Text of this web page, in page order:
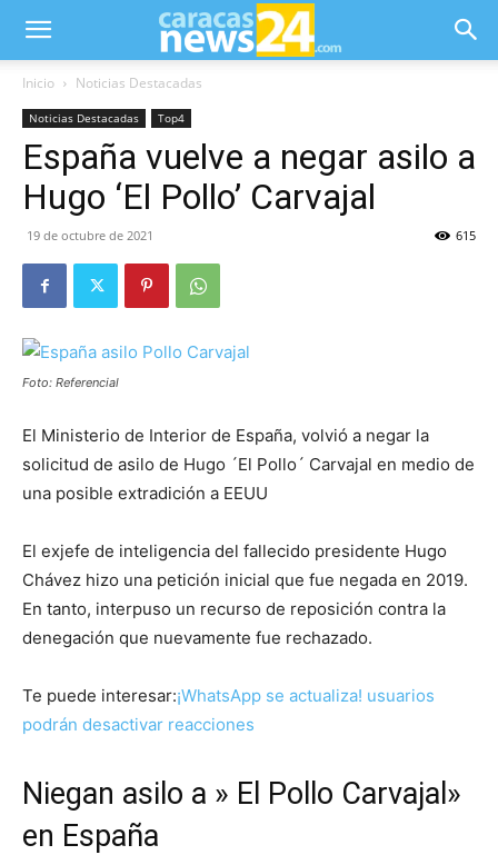
Inicio Noticias Destacadas
Noticias Destacadas Top4
España vuelve a negar asilo a
Hugo ‘El Pollo’ Carvajal
19 de octubre de 2021 615
Foto: Referencial
El Ministerio de Interior de España, volvió a negar la
solicitud de asilo de Hugo ´El Pollo´ Carvajal en medio de
una posible extradición a EEUU
El exjefe de inteligencia del fallecido presidente Hugo
Chávez hizo una petición inicial que fue negada en 2019.
En tanto, interpuso un recurso de reposición contra la
denegación que nuevamente fue rechazado.
Te puede interesar:¡WhatsApp se actualiza! usuarios
podrán desactivar reacciones
Niegan asilo a » El Pollo Carvajal»
en España